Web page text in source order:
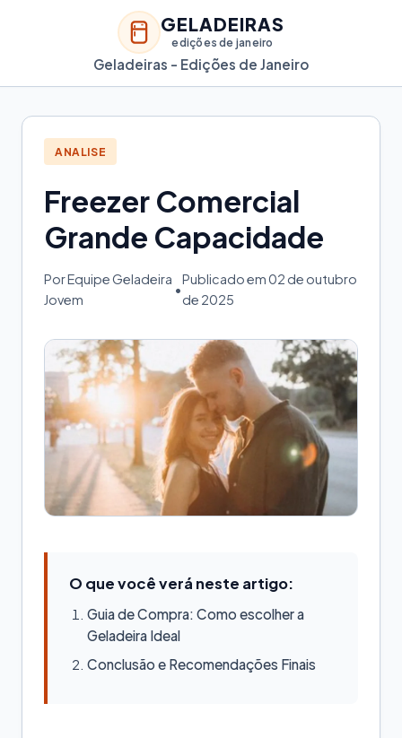
GELADEIRAS
edições de janeiro
Geladeiras - Edições de Janeiro
ANALISE
Freezer Comercial
Grande Capacidade
Por Equipe Geladeira
Jovem
•
Publicado em 02 de outubro
de 2025
O que você verá neste artigo:
Guia de Compra: Como escolher a
Geladeira Ideal
Conclusão e Recomendações Finais